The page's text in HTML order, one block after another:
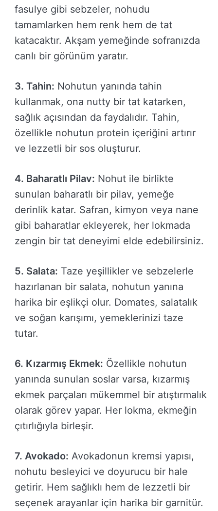
fasulye gibi sebzeler, nohudu
tamamlarken hem renk hem de tat
katacaktır. Akşam yemeğinde sofranızda
canlı bir görünüm yaratır.
3. Tahin: Nohutun yanında tahin
kullanmak, ona nutty bir tat katarken,
sağlık açısından da faydalıdır. Tahin,
özellikle nohutun protein içeriğini artırır
ve lezzetli bir sos oluşturur.
4. Baharatlı Pilav: Nohut ile birlikte
sunulan baharatlı bir pilav, yemeğe
derinlik katar. Safran, kimyon veya nane
gibi baharatlar ekleyerek, her lokmada
zengin bir tat deneyimi elde edebilirsiniz.
5. Salata: Taze yeşillikler ve sebzelerle
hazırlanan bir salata, nohutun yanına
harika bir eşlikçi olur. Domates, salatalık
ve soğan karışımı, yemeklerinizi taze
tutar.
6. Kızarmış Ekmek: Özellikle nohutun
yanında sunulan soslar varsa, kızarmış
ekmek parçaları mükemmel bir atıştırmalık
olarak görev yapar. Her lokma, ekmeğin
çıtırlığıyla birleşir.
7. Avokado: Avokadonun kremsi yapısı,
nohutu besleyici ve doyurucu bir hale
getirir. Hem sağlıklı hem de lezzetli bir
seçenek arayanlar için harika bir garnitür.